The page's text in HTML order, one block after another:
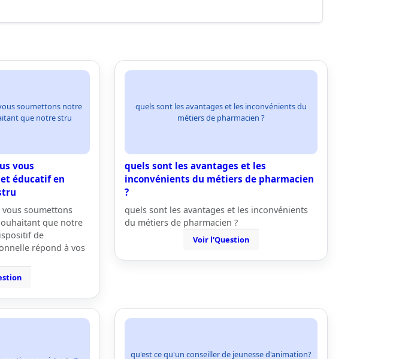
soumettons notre
que notre stru
vous
éducatif en
soumettons
que notre
de
répond à vos
quels sont les avantages et les inconvénients du
métiers de pharmacien ?
quels sont les avantages et les
inconvénients du métiers de pharmacien
?
quels sont les avantages et les inconvénients
du métiers de pharmacien ?
Voir l'Question
qu'est ce qu'un conseiller de jeunesse d'animation?